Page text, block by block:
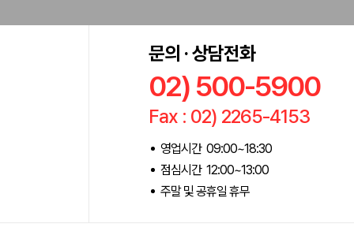
문의 · 상담전화
02) 500-5900
Fax : 02) 2265-4153
영업시간 09:00~18:30
점심시간 12:00~13:00
주말 및 공휴일 휴무